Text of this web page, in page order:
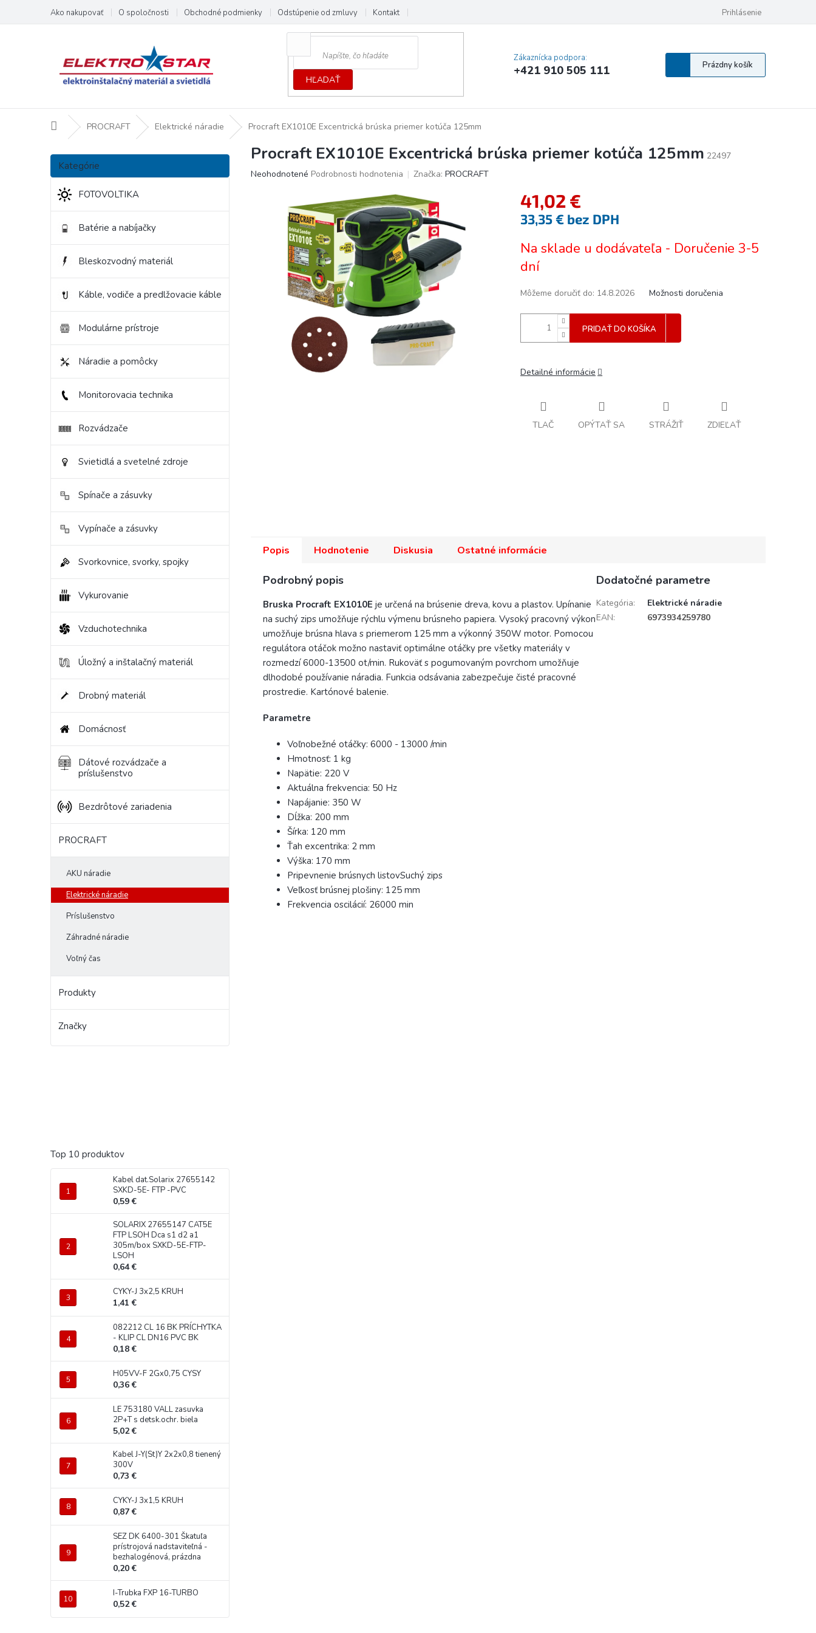
obsah
Ako nakupovať O spoločnosti Obchodné podmienky Odstúpenie od zmluvy Kontakt Vyhlásenie o prístupnosti
Prihlásenie
HĽADAŤ
Zákaznícka podpora:
+421 910 505 111
Nákupný
košík
Prázdny košík
DomovPROCRAFT Elektrické náradie Procraft EX1010E Excentrická brúska priemer kotúča 125mm
B
č
n
Preskočiť
kategórie
Kategórie
FOTOVOLTIKA
Batérie a nabíjačky
Bleskozvodný materiál
Káble, vodiče a predlžovacie káble
Modulárne prístroje
Náradie a pomôcky
Monitorovacia technika
Rozvádzače
Svietidlá a svetelné zdroje
Spínače a zásuvky
Vypínače a zásuvky
Svorkovnice, svorky, spojky
Vykurovanie
Vzduchotechnika
Úložný a inštalačný materiál
Drobný materiál
Domácnosť
Dátové rozvádzače a
príslušenstvo
Bezdrôtové zariadenia
PROCRAFT
AKU náradie
Elektrické náradie
Príslušenstvo
Záhradné náradie
Voľný čas
Produkty
Značky
Top 10 produktov
Kabel dat.Solarix 27655142
SXKD-5E- FTP -PVC
0,59 €
SOLARIX 27655147 CAT5E
FTP LSOH Dca s1 d2 a1
305m/box SXKD-5E-FTP-
LSOH
0,64 €
CYKY-J 3x2,5 KRUH
1,41 €
082212 CL 16 BK PRÍCHYTKA
- KLIP CL DN16 PVC BK
0,18 €
H05VV-F 2Gx0,75 CYSY
0,36 €
LE 753180 VALL zasuvka
2P+T s detsk.ochr. biela
5,02 €
Kabel J-Y(St)Y 2x2x0,8 tienený
300V
0,73 €
CYKY-J 3x1,5 KRUH
0,87 €
SEZ DK 6400-301 Škatuľa
prístrojová nadstaviteľná -
bezhalogénová, prázdna
0,20 €
I-Trubka FXP 16-TURBO
0,52 €
Procraft EX1010E Excentrická brúska priemer kotúča 125mm 22497
Priemerné
hviezdičiek.
Neohodnotené Podrobnosti hodnotenia Značka: PROCRAFT
41,02 €
33,35 € bez DPH
cena:
Na sklade u dodávateľa - Doručenie 3-5
dní
Môžeme doručiť do: 14.8.2026 Možnosti doručenia
PRIDAŤ DO KOŠÍKA
Detailné informácie
TLAČ OPÝTAŤ SA STRÁŽIŤ ZDIEĽAŤ
Popis Hodnotenie Diskusia Ostatné informácie
Podrobný popis
Bruska Procraft EX1010E je určená na brúsenie dreva, kovu a plastov. Upínanie
na suchý zips umožňuje rýchlu výmenu brúsneho papiera. Vysoký pracovný výkon
umožňuje brúsna hlava s priemerom 125 mm a výkonný 350W motor. Pomocou
regulátora otáčok možno nastaviť optimálne otáčky pre všetky materiály v
rozmedzí 6000-13500 ot/min. Rukoväť s pogumovaným povrchom umožňuje
dlhodobé používanie náradia. Funkcia odsávania zabezpečuje čisté pracovné
prostredie. Kartónové balenie.
Parametre
Voľnobežné otáčky: 6000 - 13000 /min
Hmotnosť: 1 kg
Napätie: 220 V
Aktuálna frekvencia: 50 Hz
Napájanie: 350 W
Dĺžka: 200 mm
Šírka: 120 mm
Ťah excentrika: 2 mm
Výška: 170 mm
Pripevnenie brúsnych listovSuchý zips
Veľkosť brúsnej plošiny: 125 mm
Frekvencia oscilácií: 26000 min
Dodatočné parametre
Kategória:
Elektrické náradie
EAN: 6973934259780